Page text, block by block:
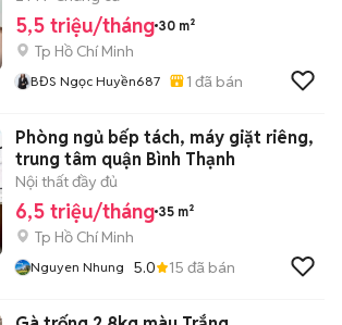
5,5 triệu/tháng 30 m²
Tp Hồ Chí Minh
BĐS Ngọc Huyền687 1 đã bán
Phòng ngủ bếp tách, máy giặt riêng,
trung tâm quận Bình Thạnh
Nội thất đầy đủ
6,5 triệu/tháng 35 m²
Tp Hồ Chí Minh
Nguyen Nhung 5.0 15 đã bán